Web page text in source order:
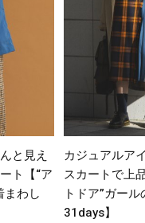
と見え
ト【“ア
まわし
カジュアルア
スカートで上
トドア”ガー
31days】